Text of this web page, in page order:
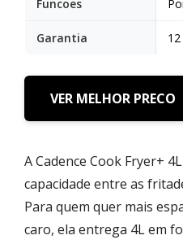
Funcoes
Garantia
VER MELHOR PRECO
A Cadence Cook Fryer+
capacidade entre as
Para quem quer mais
caro, ela entrega 4L em